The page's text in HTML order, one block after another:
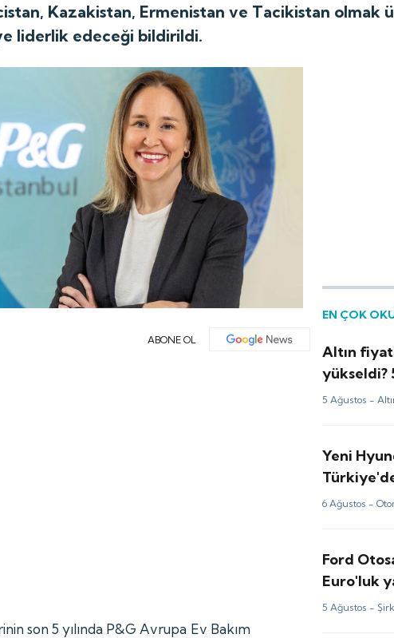
Kazakistan, Ermenistan ve Tacikistan olmak
liderlik edeceği bildirildi.
ABONE OL
son 5 yılında P&G Avrupa Ev Bakım
EN ÇOK
Altın
yükseldi?
analizi
5 Ağustos -
Yeni
6 Ağustos -
Ford
Euro'luk
5 Ağustos -